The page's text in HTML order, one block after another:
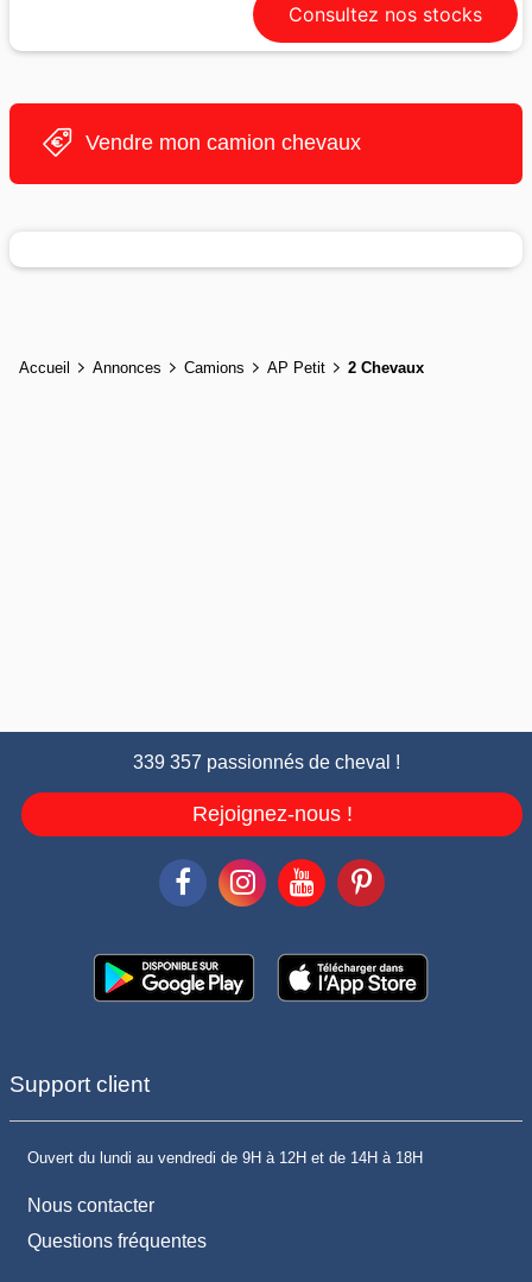
Consultez nos stocks
Vendre mon camion chevaux
Accueil Annonces Camions AP Petit 2 Chevaux
339 357 passionnés de cheval !
Rejoignez-nous !
Support client
Ouvert du lundi au vendredi de 9H à 12H et de 14H à 18H
Nous contacter
Questions fréquentes